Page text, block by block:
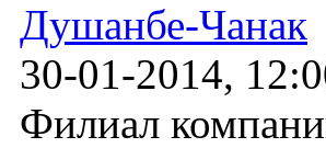
Душанбе-Чанак
30-01-2014,
Филиал